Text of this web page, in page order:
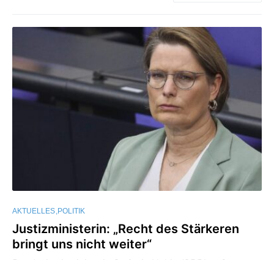
AKTUELLES POLITIK
Justizministerin: „Recht des Stärkeren
bringt uns nicht weiter“